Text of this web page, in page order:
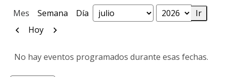
Mes Semana Día Mes
Año
Anterior
Hoy Siguiente
No hay eventos programados durante esas fechas.